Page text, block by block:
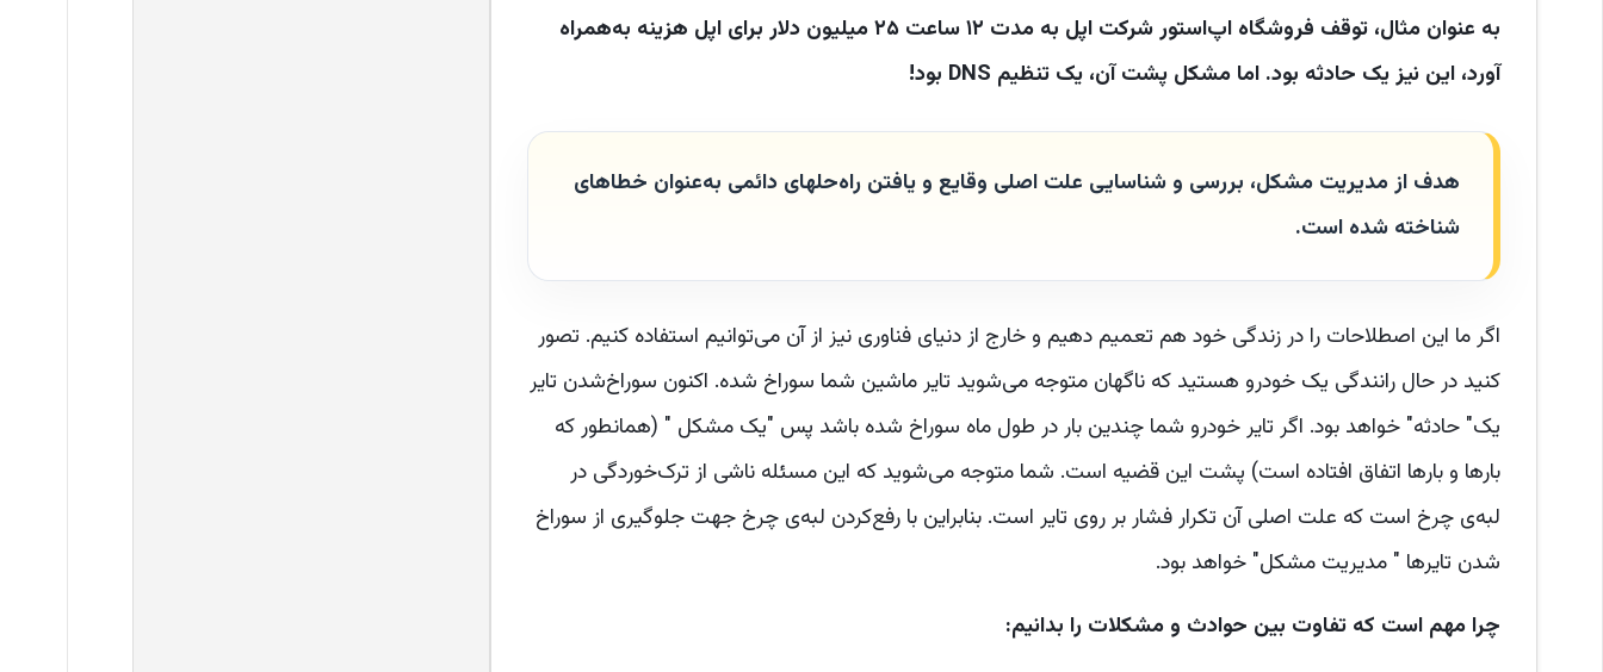
به عنوان مثال، توقف فروشگاه اپ‌استور شرکت اپل به مدت ۱۲ ساعت ۲۵ میلیون دلار برای اپل هزینه به‌همراه
آورد، این نیز یک حادثه بود. اما مشکل پشت آن، یک تنظیم DNS بود!
هدف از مدیریت مشکل، بررسی و شناسایی علت اصلی وقایع و یافتن راه‌حلهای دائمی به‌عنوان خطاهای
شناخته شده است.
اگر ما این اصطلاحات را در زندگی خود هم تعمیم دهیم و خارج از دنیای فناوری نیز از آن می‌توانیم استفاده کنیم. تصور
کنید در حال رانندگی یک خودرو هستید که ناگهان متوجه می‌شوید تایر ماشین شما سوراخ شده. اکنون سوراخ‌شدن تایر
یک" حادثه" خواهد بود. اگر تایر خودرو شما چندین بار در طول ماه سوراخ شده باشد پس "یک مشکل " (همانطور که
بارها و بارها اتفاق افتاده است) پشت این قضیه است. شما متوجه می‌شوید که این مسئله ناشی از ترک‌خوردگی در
لبه‌ی چرخ است که علت اصلی آن تکرار فشار بر روی تایر است. بنابراین با رفع‌کردن‌ لبه‌ی چرخ جهت جلوگیری از سوراخ
شدن تایرها " مدیریت مشکل" خواهد بود.
چرا مهم است که تفاوت بین حوادث و مشکلات را بدانیم: